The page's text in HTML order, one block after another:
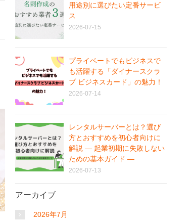
用途別に選びたい定番サービ
ス
2026-07-15
プライベートでもビジネスで
も活躍する「ダイナースクラ
ブ ビジネスカード」の魅力！
2026-07-14
レンタルサーバーとは？選び
方とおすすめを初心者向けに
解説 ― 起業初期に失敗しない
ための基本ガイド ―
2026-07-13
アーカイブ
2026年7月